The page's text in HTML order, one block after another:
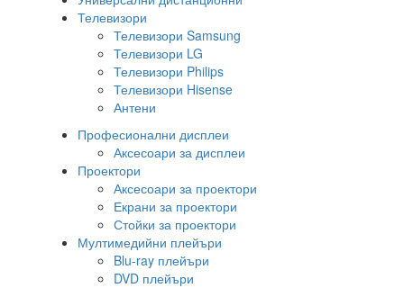
Телевизори
Телевизори Samsung
Телевизори LG
Телевизори Philips
Телевизори Hisense
Антени
Професионални дисплеи
Аксесоари за дисплеи
Проектори
Аксесоари за проектори
Екрани за проектори
Стойки за проектори
Мултимедийни плейъри
Blu-ray плейъри
DVD плейъри